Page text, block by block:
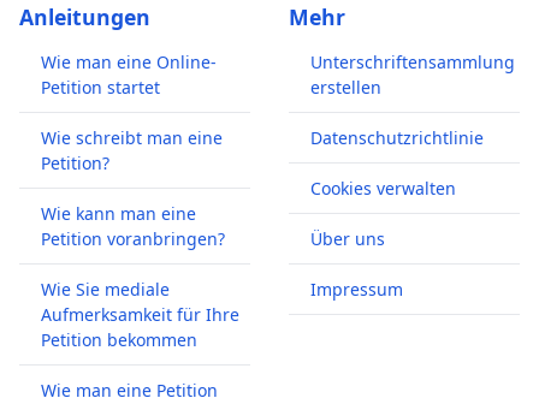
Anleitungen
Wie man eine Online-
Petition startet
Wie schreibt man eine
Petition?
Wie kann man eine
Petition voranbringen?
Wie Sie mediale
Aufmerksamkeit für Ihre
Petition bekommen
Wie man eine Petition
Mehr
Unterschriftensammlung
erstellen
Datenschutzrichtlinie
Cookies verwalten
Über uns
Impressum